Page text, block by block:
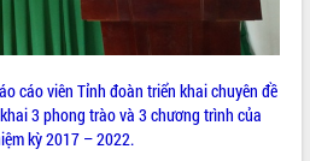
cáo viên Tỉnh đoàn triển khai chuyên đề
3 phong trào và 3 chương trình của
kỳ 2017 – 2022.